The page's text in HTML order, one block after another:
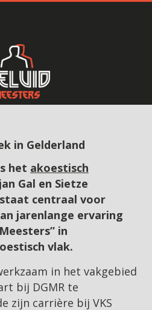
in Gelderland
het akoestisch
Gal en Sietze
centraal voor
jarenlange ervaring
in
vlak.
in het vakgebied
bij DGMR te
zijn carrière bij VKS